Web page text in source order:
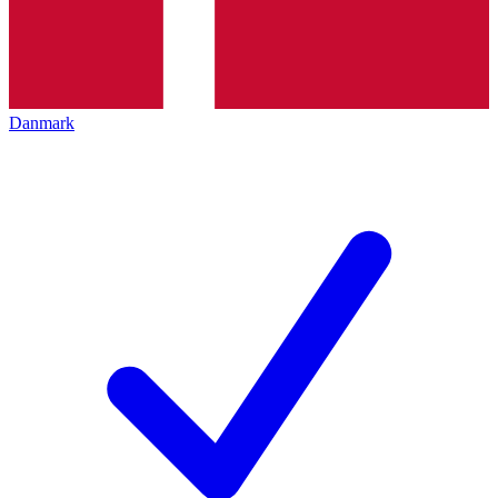
Danmark